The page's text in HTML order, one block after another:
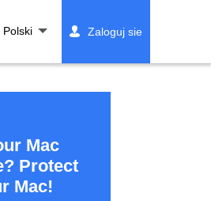
Polski Zaloguj sie
Mac
Protect
Mac!